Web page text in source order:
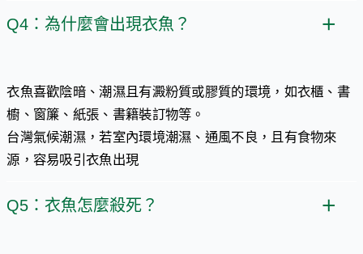
Q4：為什麼會出現衣魚？​
衣魚喜歡陰暗、潮濕且有澱粉質或膠質的環境，如衣櫃、書
櫥、窗簾、紙張、書籍裝訂物等。
台灣氣候潮濕，若室內環境潮濕、通風不良，且有食物來
源，容易吸引衣魚出現
Q5：衣魚怎麼殺死？